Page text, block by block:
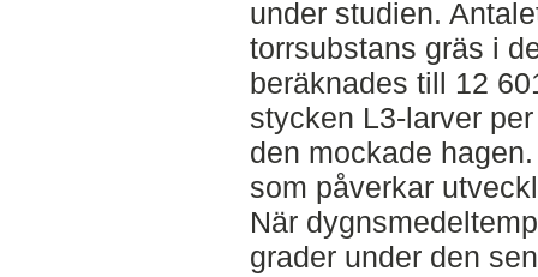
under studien.
torrsubstans gräs i
beräknades till 12
stycken L3-larver
den mockade
som påverkar
När
grader under den